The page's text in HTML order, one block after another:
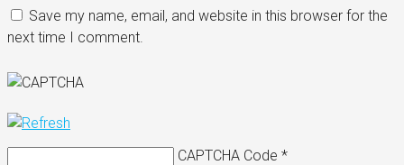
Save my name, email, and website in this browser for the
next time I comment.
CAPTCHA Code *